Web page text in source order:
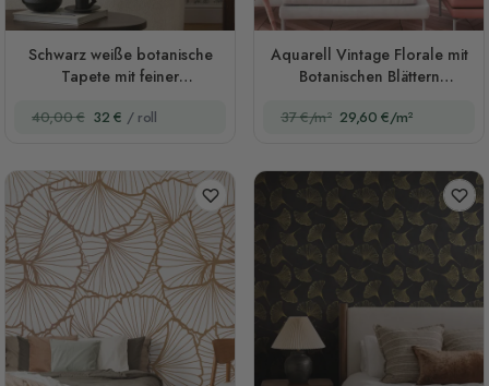
Schwarz weiße botanische
Tapete mit feiner
40,00 € 32 € / roll
Aquarell Vintage Florale mit
Botanischen Blättern
37 €/m² 29,60 €/m²